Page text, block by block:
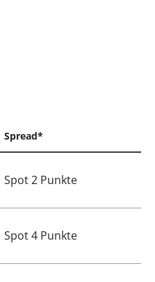
Spread*
Spot 2 Punkte
Spot 4 Punkte